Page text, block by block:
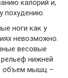
калорий и,
похудению.
ноги как у
невозможно.
весовые
нижней
объем мышц –